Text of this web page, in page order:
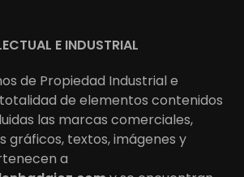
E INDUSTRIAL
de Propiedad Industrial e
de elementos contenidos
las marcas comerciales,
gráficos, textos, imágenes y
a